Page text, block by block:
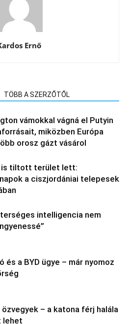
Ernő
TÖBB A SZERZŐTŐL
vámokkal vágná el Putyin
miközben Európa
orosz gázt vásárol
is tiltott terület lett:
a ciszjordániai telepesek
intelligencia nem
és a BYD ügye – már nyomoz
– a katona férj halála
lehet